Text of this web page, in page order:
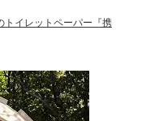
トイレットペーパー『携